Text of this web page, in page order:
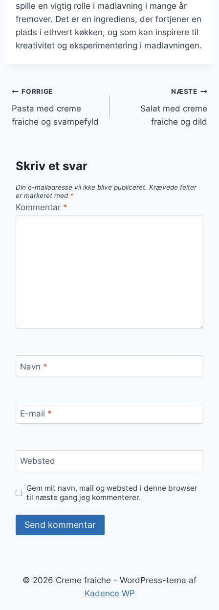
spille en vigtig rolle i madlavning i mange år
fremover. Det er en ingrediens, der fortjener en
plads i ethvert køkken, og som kan inspirere til
kreativitet og eksperimentering i madlavningen.
Indlægsnavigation
FORRIGE
Pasta med creme
fraiche og svampefyld
NÆSTE
Salat med creme
fraiche og dild
Skriv et svar
Din e-mailadresse vil ikke blive publiceret. Krævede felter
er markeret med *
Kommentar *
Navn *
E-mail *
Websted
Gem mit navn, mail og websted i denne browser
til næste gang jeg kommenterer.
© 2026 Creme fraiche - WordPress-tema af
Kadence WP